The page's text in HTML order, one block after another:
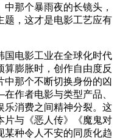
那个暴雨夜的长镜头，
题，这才是电影工艺应有
国电影工业在全球化时代
膨胀时，创作自由度反
中那个不断切换身份的凶
作者电影与类型产品、
乐消费之间精神分裂。这
片与《恶人传》《魔鬼对
某种令人不安的同质化趋